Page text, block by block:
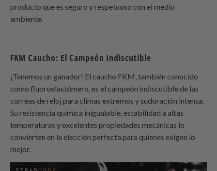
producto que es seguro y respetuoso con el medio
ambiente.
FKM Caucho: El Campeón Indiscutible
¡Tenemos un ganador! El caucho FKM, también conocido
como fluoroelastómero, es el campeón indiscutible de las
correas de reloj para climas extremos y sudoración intensa.
Su resistencia química inigualable, estabilidad a altas
temperaturas y excelentes propiedades mecánicas lo
convierten en la elección perfecta para quienes exigen lo
mejor.